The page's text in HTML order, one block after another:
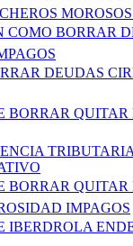
COMO
DEUDAS
BORRAR
BORRAR
IMPAGOS
IBERDROLA